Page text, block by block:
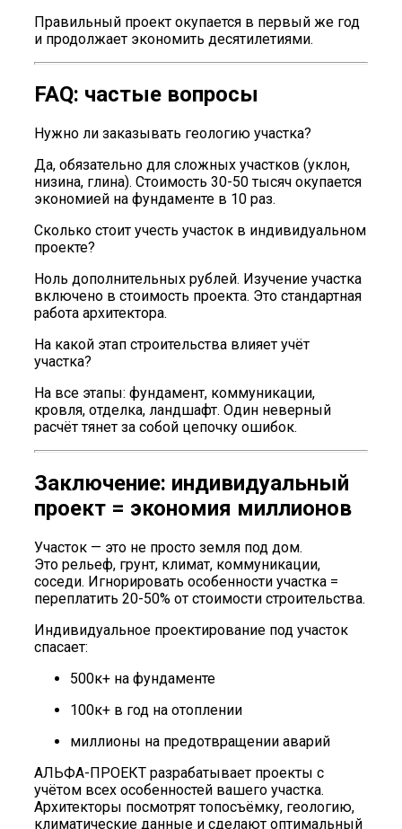
Правильный проект окупается в первый же год
и продолжает экономить десятилетиями.
FAQ: частые вопросы
Нужно ли заказывать геологию участка?
Да, обязательно для сложных участков (уклон,
низина, глина). Стоимость 30-50 тысяч окупается
экономией на фундаменте в 10 раз.
Сколько стоит учесть участок в индивидуальном
проекте?
Ноль дополнительных рублей. Изучение участка
включено в стоимость проекта. Это стандартная
работа архитектора.
На какой этап строительства влияет учёт
участка?
На все этапы: фундамент, коммуникации,
кровля, отделка, ландшафт. Один неверный
расчёт тянет за собой цепочку ошибок.
Заключение: индивидуальный
проект = экономия миллионов
Участок — это не просто земля под дом.
Это рельеф, грунт, климат, коммуникации,
соседи. Игнорировать особенности участка =
переплатить 20-50% от стоимости строительства.
Индивидуальное проектирование под участок
спасает:
500к+ на фундаменте
100к+ в год на отоплении
миллионы на предотвращении аварий
АЛЬФА-ПРОЕКТ разрабатывает проекты с
учётом всех особенностей вашего участка.
Архитекторы посмотрят топосъёмку, геологию,
климатические данные и сделают оптимальный